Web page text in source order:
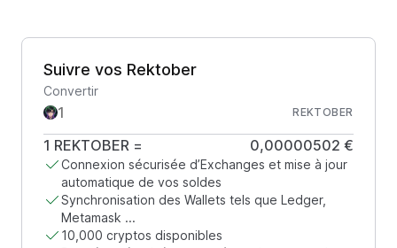
Suivre vos Rektober
Convertir
REKTOBER
1 REKTOBER = 0,00000502 €
Connexion sécurisée d’Exchanges et mise à jour
automatique de vos soldes
Synchronisation des Wallets tels que Ledger,
Metamask ...
10,000 cryptos disponibles